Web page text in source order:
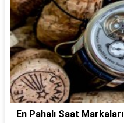
En Pahalı Saat Markaları